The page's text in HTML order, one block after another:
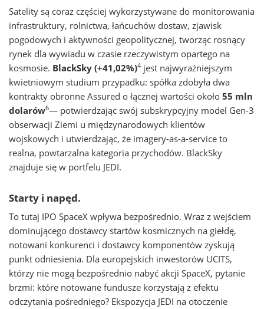
Satelity są coraz częściej wykorzystywane do monitorowania
infrastruktury, rolnictwa, łańcuchów dostaw, zjawisk
pogodowych i aktywności geopolitycznej, tworząc rosnący
rynek dla wywiadu w czasie rzeczywistym opartego na
kosmosie. BlackSky (+41,02%)4 jest najwyraźniejszym
kwietniowym studium przypadku: spółka zdobyła dwa
kontrakty obronne Assured o łącznej wartości około 55 mln
dolarów6— potwierdzając swój subskrypcyjny model Gen-3
obserwacji Ziemi u międzynarodowych klientów
wojskowych i utwierdzając, że imagery-as-a-service to
realna, powtarzalna kategoria przychodów. BlackSky
znajduje się w portfelu JEDI.
Starty i napęd.
To tutaj IPO SpaceX wpływa bezpośrednio. Wraz z wejściem
dominującego dostawcy startów kosmicznych na giełdę,
notowani konkurenci i dostawcy komponentów zyskują
punkt odniesienia. Dla europejskich inwestorów UCITS,
którzy nie mogą bezpośrednio nabyć akcji SpaceX, pytanie
brzmi: które notowane fundusze korzystają z efektu
odczytania pośredniego? Ekspozycja JEDI na otoczenie